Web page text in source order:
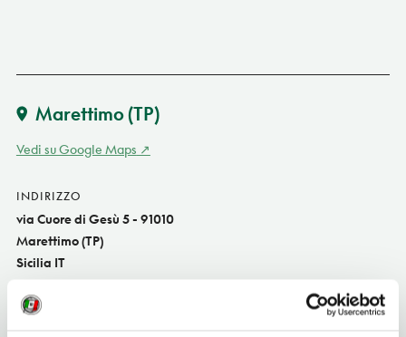
Marettimo(TP)
Vedi su Google Maps
INDIRIZZO
via Cuore di Gesù 5 - 91010
Marettimo (TP)
Sicilia IT
SITO WEB